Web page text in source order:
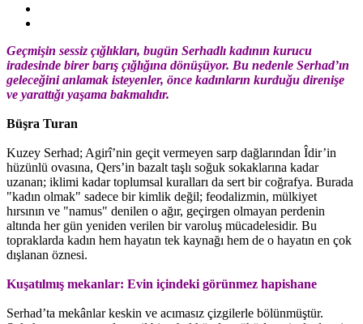
Geçmişin sessiz çığlıkları, bugün Serhadlı kadının kurucu
iradesinde birer barış çığlığına dönüşüyor. Bu nedenle Serhad’ın
geleceğini anlamak isteyenler, önce kadınların kurduğu direnişe
ve yarattığı yaşama bakmalıdır.
Büşra Turan
Kuzey Serhad; Agirî’nin geçit vermeyen sarp dağlarından Îdir’in
hüzünlü ovasına, Qers’in bazalt taşlı soğuk sokaklarına kadar
uzanan; iklimi kadar toplumsal kuralları da sert bir coğrafya. Burada
"kadın olmak" sadece bir kimlik değil; feodalizmin, mülkiyet
hırsının ve "namus" denilen o ağır, geçirgen olmayan perdenin
altında her gün yeniden verilen bir varoluş mücadelesidir. Bu
topraklarda kadın hem hayatın tek kaynağı hem de o hayatın en çok
dışlanan öznesi.
Kuşatılmış mekanlar: Evin içindeki görünmez hapishane
Serhad’ta mekânlar keskin ve acımasız çizgilerle bölünmüştür.